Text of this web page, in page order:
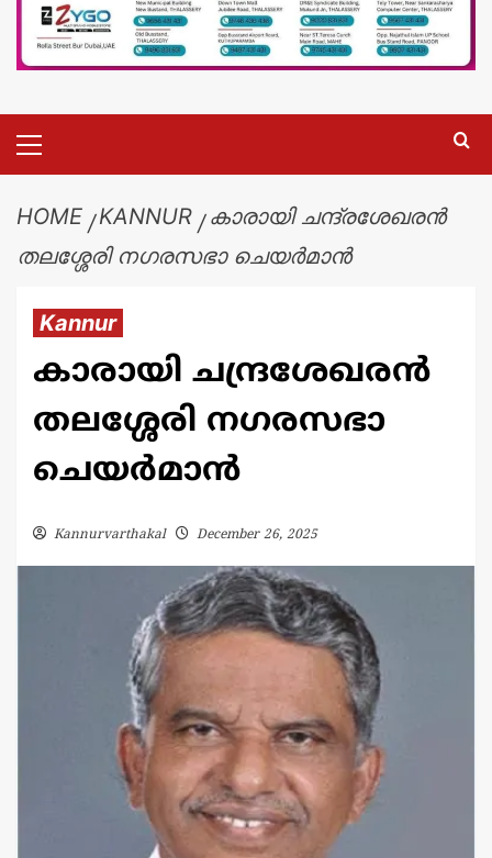
HOME KANNUR
കാരായി ചന്ദ്രശേഖരൻ
തലശ്ശേരി നഗരസഭാ ചെയർമാൻ
Kannur
കാരായി ചന്ദ്രശേഖരൻ
തലശ്ശേരി നഗരസഭാ
ചെയർമാൻ
Kannurvarthakal December 26, 2025